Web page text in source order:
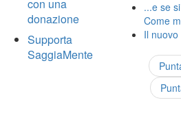
con una
donazione
Supporta
SaggiaMente
...e se
Come
Il